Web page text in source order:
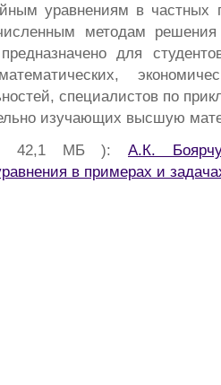
уравнениям в частных
методам
для
специалистов по
изучающих высшую
( 42,1 МБ ): А.К.
в примерах и